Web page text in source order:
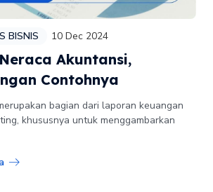
BISNIS 10 Dec 2024
Akuntansi,
Contohnya
bagian dari laporan keuangan
khususnya untuk menggambarkan